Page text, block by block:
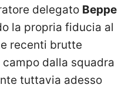
delegato Beppe
la propria fiducia al
recenti brutte
dalla squadra
tuttavia adesso